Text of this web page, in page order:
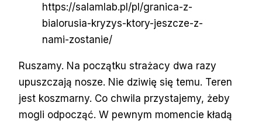
https://salamlab.pl/pl/granica-z-
bialorusia-kryzys-ktory-jeszcze-z-
nami-zostanie/
Ruszamy. Na początku strażacy dwa razy
upuszczają nosze. Nie dziwię się temu. Teren
jest koszmarny. Co chwila przystajemy, żeby
mogli odpocząć. W pewnym momencie kładą